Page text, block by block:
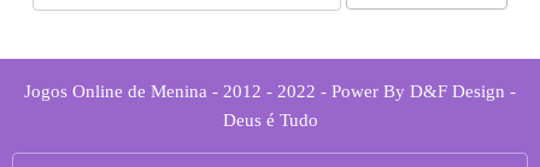
Jogos Online de Menina - 2012 - 2022 - Power By D&F Design -
Deus é Tudo